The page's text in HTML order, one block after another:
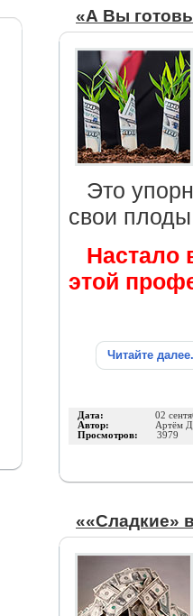
«А Вы
Это
свои
Настало
этой
Читайте
Дата: 02
Автор: Артём
Просмотров: 3979
««Сладкие»